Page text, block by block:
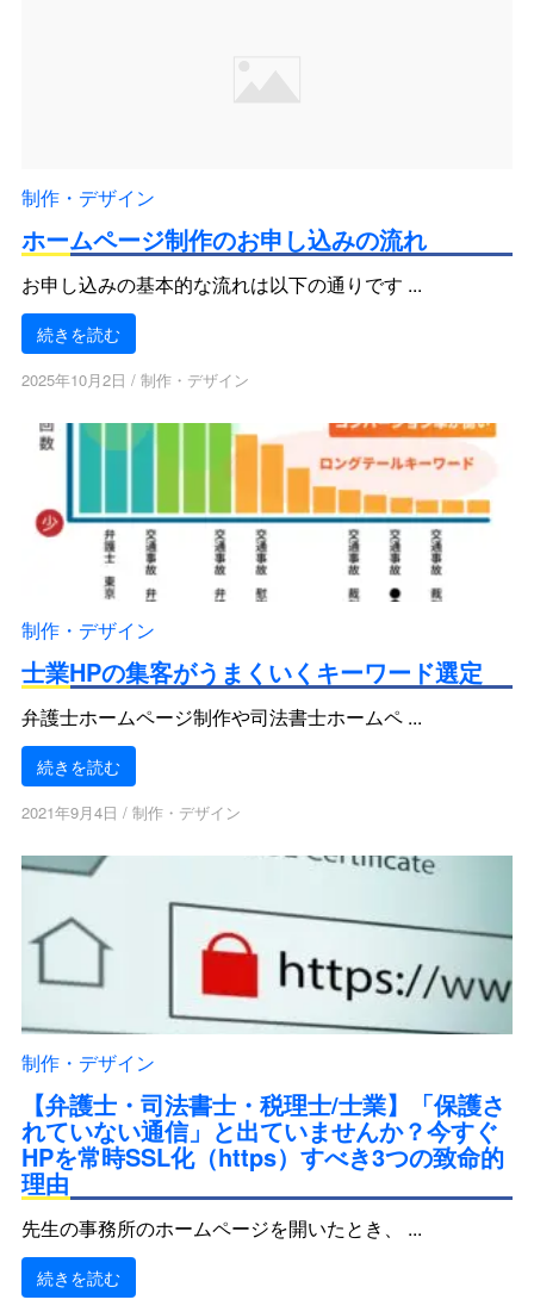
制作・デザイン
ホームページ制作のお申し込みの流れ
お申し込みの基本的な流れは以下の通りです ...
続きを読む
2025年10月2日 / 制作・デザイン
制作・デザイン
士業HPの集客がうまくいくキーワード選定
弁護士ホームページ制作や司法書士ホームペ ...
続きを読む
2021年9月4日 / 制作・デザイン
制作・デザイン
【弁護士・司法書士・税理士/士業】「保護さ
れていない通信」と出ていませんか？今すぐ
HPを常時SSL化（https）すべき3つの致命的
理由
先生の事務所のホームページを開いたとき、 ...
続きを読む